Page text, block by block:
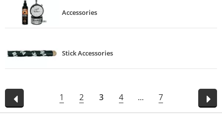
Accessories
Stick Accessories
1 2 3 4 ... 7